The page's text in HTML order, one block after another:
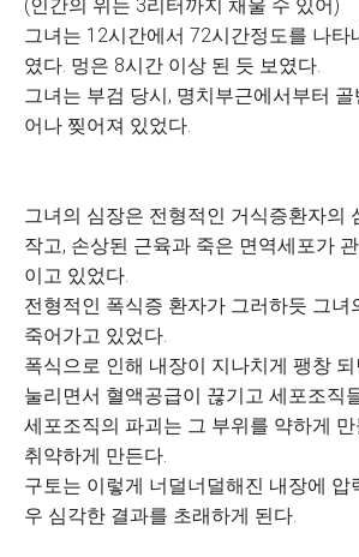
(인간의 위는 3리터까지 채울 수 있어)
그녀는 12시간에서 72시간정도를 나타
였다. 멍은 8시간 이상 된 듯 보였다.
그녀는 부검 당시, 명치부근에서부터
어나 찢어져 있었다.
그녀의 심장은 전형적인 거식증환자의
작고, 손상된 근육과 죽은 면역세포가
이고 있었다.
전형적인 폭식증 환자가 그러하듯 그녀
죽어가고 있었다.
폭식으로 인해 내장이 지나치게 팽창
눌리면서 혈액공급이 끊기고 세포조직
세포조직의 파괴는 그 부위를 약하게
취약하게 만든다.
구토는 이렇게 너덜너덜해진 내장에 압
우 심각한 결과를 초래하게 된다.